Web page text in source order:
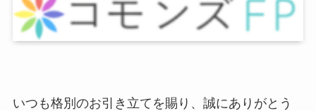
いつも格別のお引き立てを賜り、誠にありがとう